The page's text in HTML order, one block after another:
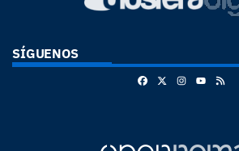
SÍGUENOS
FacebookInstagram